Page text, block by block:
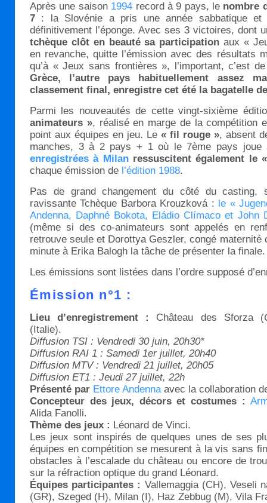
Après une saison 1994 record à 9 pays, le nombre
7 : la Slovénie a pris une année sabbatique
définitivement l’éponge. Avec ses 3 victoires, dont
tchèque clôt en beauté sa participation aux «
en revanche, quitte l’émission avec des résultats
qu’à « Jeux sans frontières », l’important, c’est
Grèce, l’autre pays habituellement assez
classement final, enregistre cet été la bagatelle
Parmi les nouveautés de cette vingt-sixième
animateurs », réalisé en marge de la compétition
point aux équipes en jeu. Le « fil rouge », absent
manches, 3 à 2 pays + 1 où le 7ème pays
enregistrées à Milanressuscitent également le
chaque émission de l’édition 1988.
Pas de grand changement du côté du casting,
ravissante Tchèque Barbora Krouzková : le «
Andenna, Daphné Bokota, Eládio Clímaco et John
(même si des co-animateurs sont appelés en
retrouve seule et Dorottya Geszler, congé maternité
minute à Erika Balogh la tâche de présenter la finale.
Les émissions sont listées dans l’ordre supposé
Émission n°1 :
Lieu d’enregistrement : Château des Sforza (
(Italie).
Diffusion TSI : Vendredi 30 juin, 20h30*
Diffusion RAI 1 : Samedi 1er juillet, 20h40
Diffusion MTV : Vendredi 21 juillet, 20h05
Diffusion ET1 : Jeudi 27 juillet, 22h
Présenté par Ettore Andennaavec la collaboration
Concepteur des jeux, décors et costumes :
Alida Fanolli.
Thème des jeux : Léonard de Vinci.
Les jeux sont inspirés de quelques unes de ses
équipes en compétition se mesurent à la vis sans
obstacles à l’escalade du château ou encore de
sur la réfraction optique du grand Léonard.
Équipes participantes : Vallemaggia (CH), Veseli
(GR), Szeged (H), Milan (I), Haz Zebbug (M), Vila